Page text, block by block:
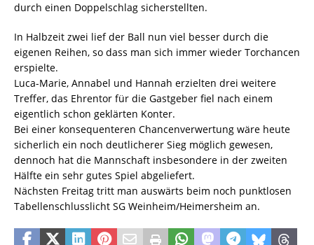
durch einen Doppelschlag sicherstellten.
In Halbzeit zwei lief der Ball nun viel besser durch die
eigenen Reihen, so dass man sich immer wieder Torchancen
erspielte.
Luca-Marie, Annabel und Hannah erzielten drei weitere
Treffer, das Ehrentor für die Gastgeber fiel nach einem
eigentlich schon geklärten Konter.
Bei einer konsequenteren Chancenverwertung wäre heute
sicherlich ein noch deutlicherer Sieg möglich gewesen,
dennoch hat die Mannschaft insbesondere in der zweiten
Hälfte ein sehr gutes Spiel abgeliefert.
Nächsten Freitag tritt man auswärts beim noch punktlosen
Tabellenschlusslicht SG Weinheim/Heimersheim an.